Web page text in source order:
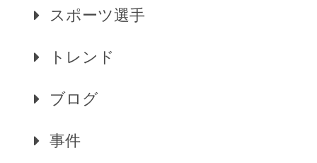
スポーツ選手
トレンド
ブログ
事件